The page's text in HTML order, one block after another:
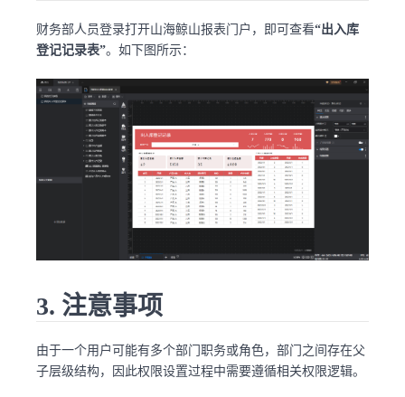
财务部人员登录打开山海鲸山报表门户，即可查看“出入库
登记记录表”。如下图所示：
3. 注意事项
由于一个用户可能有多个部门职务或角色，部门之间存在父
子层级结构，因此权限设置过程中需要遵循相关权限逻辑。